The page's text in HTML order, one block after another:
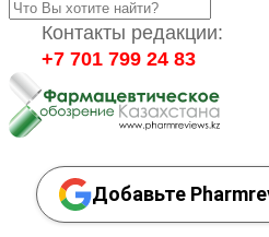
Контакты редакции:
+7 701 799 24 83
Добавьте